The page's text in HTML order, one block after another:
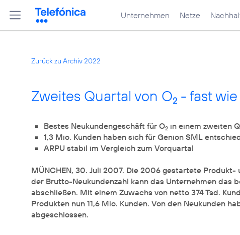
Unternehmen Netze
Zurück zu Archiv 2022
Zweites Quartal von O2 - fast
Bestes Neukundengeschäft für O2
MÜNCHEN, 30. Juli 2007. Die 2006 gestartete Produkt-
der Brutto-Neukundenzahl kann das Unternehmen das
abschließen. Mit einem Zuwachs von netto 374 Tsd.
Produkten nun 11,6 Mio. Kunden. Von den Neukunden
abgeschlossen.